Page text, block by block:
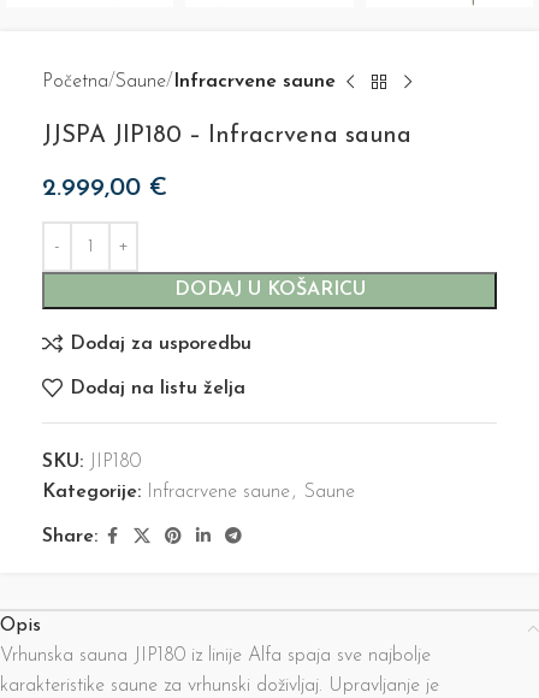
Početna Saune Infracrvene saune
JJSPA JIP180 – Infracrvena sauna
2.999,00 €
DODAJ U KOŠARICU
Dodaj za usporedbu
Dodaj na listu želja
SKU: JIP180
Kategorije: Infracrvene saune, Saune
Share:
Opis
Vrhunska sauna JIP180 iz linije Alfa spaja sve najbolje
karakteristike saune za vrhunski doživljaj. Upravljanje je